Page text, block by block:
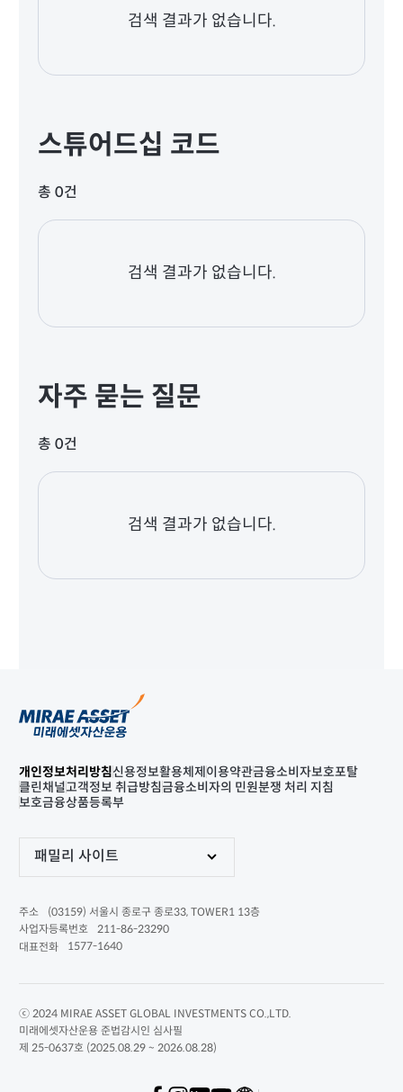
검색 결과가 없습니다.
스튜어드십 코드
총 0건
검색 결과가 없습니다.
자주 묻는 질문
총 0건
검색 결과가 없습니다.
개인정보처리방침신용정보활용체제 이용약관금융소비자보호포탈
클린채널고객정보 취급방침금융소비자의 민원분쟁 처리 지침
보호금융상품등록부
패밀리 사이트
주소
(03159) 서울시 종로구 종로33, TOWER1 13층
사업자등록번호
211-86-23290
대표전화
1577-1640
ⓒ 2024 MIRAE ASSET GLOBAL INVESTMENTS CO.,LTD.
미래에셋자산운용 준법감시인 심사필
제 25-0637호 (2025.08.29 ~ 2026.08.28)